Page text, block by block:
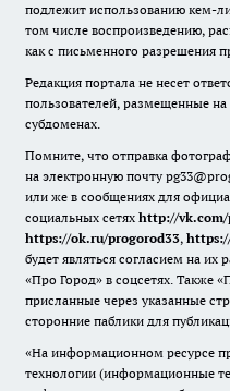
подлежит использованию кем-
том числе воспроизведению,
как с письменного разрешения
Редакция портала не несет
пользователей, размещенные на
субдоменах.
Помните, что отправка
на электронную почту
или же в сообщениях для
социальных сетях http://vk.com/
https://ok.ru/progorod33,
будет являться согласием на их
«Про Город» в соцсетях. Также
присланные через указанные
сторонние паблики для
«На информационном ресурсе
технологии (информационные